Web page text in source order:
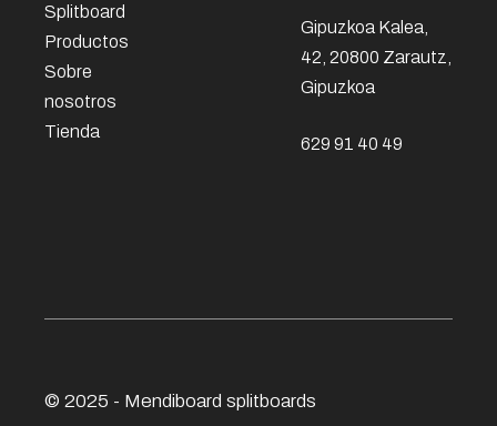
Splitboard
Productos
Sobre
nosotros
Tienda
Gipuzkoa Kalea,
42, 20800 Zarautz,
Gipuzkoa
629 91 40 49
© 2025 - Mendiboard splitboards